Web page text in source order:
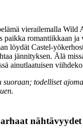
vierailemalla Wild
paikka romantiikkaan ja
löydät Castel-
jännityksen. Älä
ainutlaatuisen
suoraan; todelliset
nähtävyydet